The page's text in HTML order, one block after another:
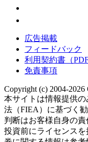
広告掲載
フィードバック
利用契約書（PDF
免責事項
Copyright (c) 2004-2026
本サイトは情報提供の
法（FIEA）に基づく
判断はお客様自身の責
投資前にライセンス